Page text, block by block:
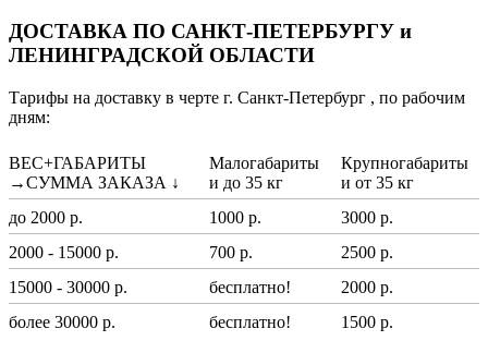
ДОСТАВКА ПО САНКТ-ПЕТЕРБУРГУ и
ЛЕНИНГРАДСКОЙ ОБЛАСТИ
Тарифы на доставку в черте г. Санкт-Петербург , по рабочим
дням:
ВЕС+ГАБАРИТЫ
→СУММА ЗАКАЗА ↓
Малогабариты
и до 35 кг
Крупногабариты
и от 35 кг
до 2000 р.
1000 р.
3000 р.
2000 - 15000 р.
700 р.
2500 р.
15000 - 30000 р.
бесплатно!
2000 р.
более 30000 р.
бесплатно! 1500 р.